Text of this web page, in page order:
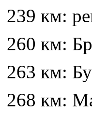
239 км:
260 км:
263 км:
268 км: